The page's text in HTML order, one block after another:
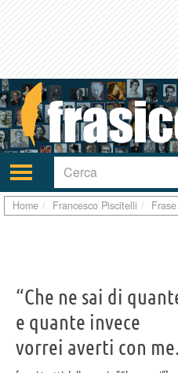
Attiva/disattiva
navigazione
Home Francesco Piscitelli Frase
“Che ne sai di
e quante invece
vorrei averti con